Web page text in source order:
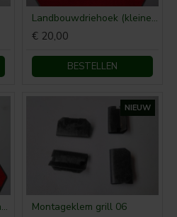
Landbouwdriehoek (kleine uitvoering 22 cm)
€ 20,00
BESTELLEN
Landbouwdriehoek (magnetisch, kleine uitvoering 22 cm)
NIEUW
Montageklem grill 06